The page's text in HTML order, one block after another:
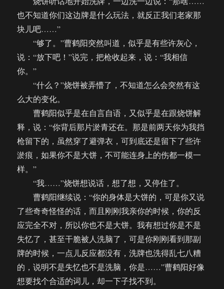
也不知道你们这边牌是什么玩法，就反正我们老家那
块儿吧……”
“够了。”曹鹤阳突然叫道，似乎是有些许灰心，
说：“放下吧！”说完，把枪收起来，说：“我相信
你。”
“什么？”烧饼被弄懵了，不知道怎么会突然有这
么大的变化。
曹鹤阳似乎是在自言自语，又似乎是在跟烧饼解
释，说：“你背后那片淤青还在。那是前两天你为我挡
枪留下的，虽然穿了避弹衣，可到底还是留下了些许
淤痕，如果你不是大饼，不可能连身上的伤都一模一
样。”
“我……”烧饼想说话，想了想，又停住了。
曹鹤阳继续说：“你的身体是大饼的，可是你又说
了些奇奇怪怪的话，而且刚刚我亲你的时候，你的反
应完全不对，所以你也不是大饼。我有想过你是不是
失忆了，甚至干脆被人洗脑了，可是你刚刚看到那副
牌的时候，一点儿反应都没有，洗牌也洗得乱七八糟
的，说明不是失忆也不是洗脑，你是……”曹鹤阳好像
想要找个合适的词儿，却一下子找不到。